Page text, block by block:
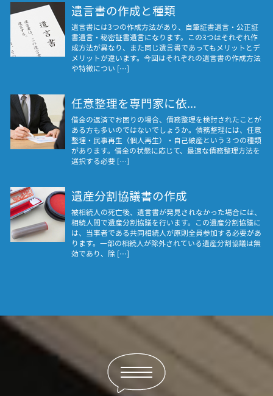
遺言書の作成と種類
遺言書には3つの作成方法があり、自筆証書遺言・公正証
書遺言・秘密証書遺言になります。この3つはそれぞれ作
成方法が異なり、また同じ遺言書であってもメリットとデ
メリットが違います。今回はそれぞれの遺言書の作成方法
や特徴につい […]
任意整理を専門家に依...
借金の返済でお困りの場合、債務整理を検討されたことが
ある方も多いのではないでしょうか。債務整理には、任意
整理・民事再生（個人再生）・自己破産という３つの種類
があります。借金の状態に応じて、最適な債務整理方法を
選択する必要 […]
遺産分割協議書の作成
被相続人の死亡後、遺言書が発見されなかった場合には、
相続人間で遺産分割協議を行います。この遺産分割協議に
は、当事者である共同相続人が原則全員参加する必要があ
ります。一部の相続人が除外されている遺産分割協議は無
効であり、除 […]